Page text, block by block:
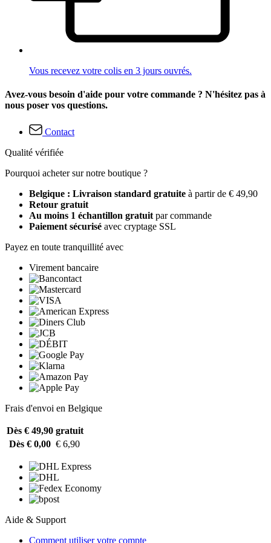
Vous recevez votre colis en 3 jours ouvrés.
Avez-vous besoin d'aide pour votre commande ? N'hésitez pas à
nous poser vos questions.
Contact
Qualité vérifiée
Pourquoi acheter sur notre boutique ?
Belgique : Livraison standard gratuite à partir de € 49,90
Retour gratuit
Au moins 1 échantillon gratuit par commande
Paiement sécurisé avec cryptage SSL
Payez en toute tranquillité avec
Virement bancaire
Frais d'envoi en Belgique
Dès € 49,90 gratuit
Dès € 0,00 € 6,90
Aide & Support
Comment utiliser votre compte